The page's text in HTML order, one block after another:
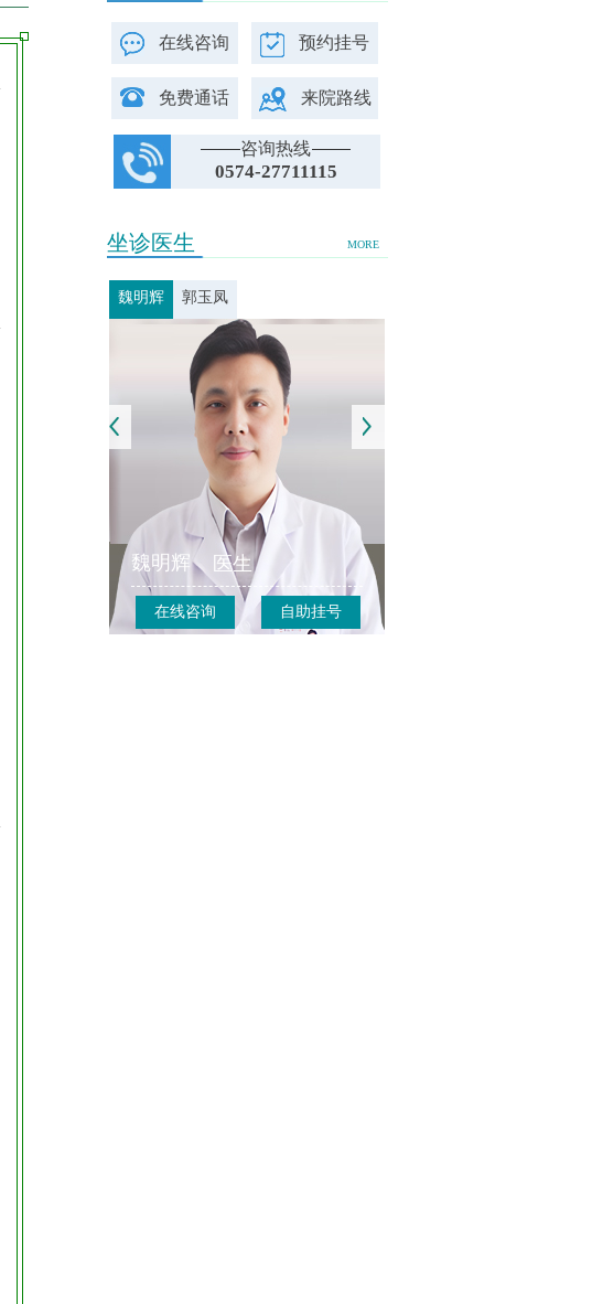
在线咨询 预约挂号
免费通话 来院路线
咨询热线
0574-27711115
MORE
坐诊医生
魏明辉 郭玉凤
魏明辉 医生
在线咨询 自助挂号